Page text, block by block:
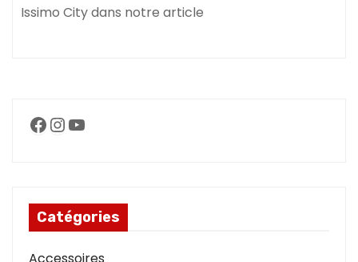
Issimo City dans notre article
Facebook InstagramYouTube
Catégories
Accessoires